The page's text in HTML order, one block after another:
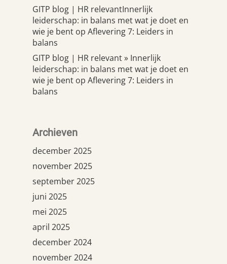
GITP blog | HR relevantInnerlijk
leiderschap: in balans met wat je doet en
wie je bent op Aflevering 7: Leiders in
balans
GITP blog | HR relevant » Innerlijk
leiderschap: in balans met wat je doet en
wie je bent op Aflevering 7: Leiders in
balans
Archieven
december 2025
november 2025
september 2025
juni 2025
mei 2025
april 2025
december 2024
november 2024